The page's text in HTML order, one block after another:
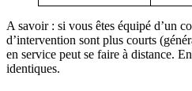
A savoir : si vous êtes équipé d’un
d’intervention sont plus courts
en service peut se faire à distance.
identiques.